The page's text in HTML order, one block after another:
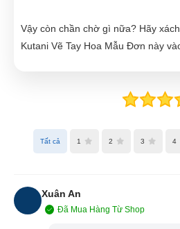
Vậy còn chần chờ gì nữa? Hãy
Kutani Vẽ Tay Hoa Mẫu Đơn này
Tất cả 1 2 3 4
Xuân An
Đã Mua Hàng Từ Shop